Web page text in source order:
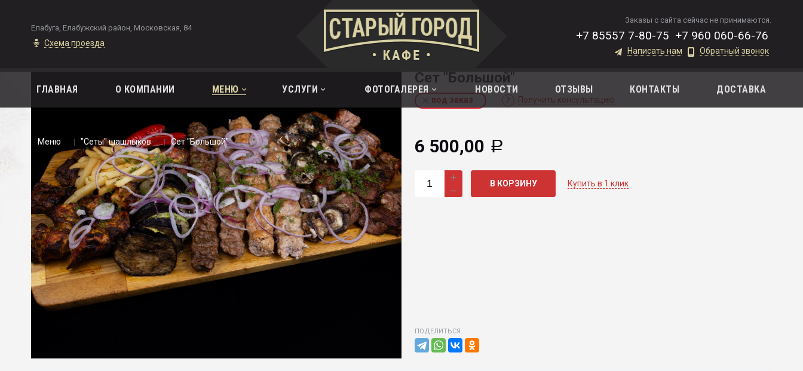
Елабуга, Елабужский район, Московская, 84
Схема проезда
Заказы с сайта сейчас не принимаются.
+7 85557 7-80-75 +7 960 060-66-76
Написать нам Обратный звонок
ГЛАВНАЯ О КОМПАНИИ МЕНЮ УСЛУГИ ФОТОГАЛЕРЕЯ НОВОСТИ ОТЗЫВЫ КОНТАКТЫ ДОСТАВКА
Меню "Сеты" шашлыков Сет "Большой"
Сет "Большой"
под заказ Получить консультацию
6 500,00 Р
В КОРЗИНУ Купить в 1 клик
ПОДЕЛИТЬСЯ: